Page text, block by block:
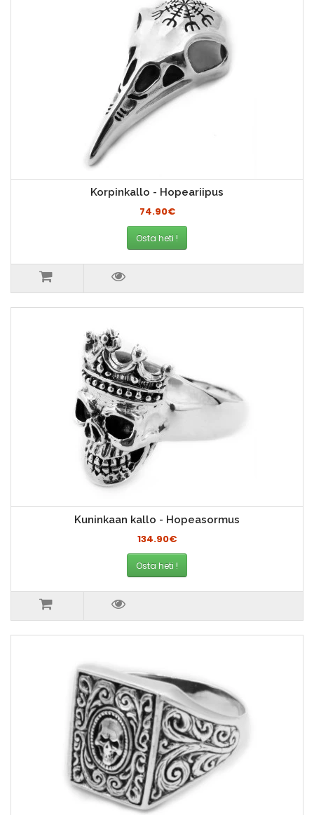
Korpinkallo - Hopeariipus
74.90€
Osta heti !
Kuninkaan kallo - Hopeasormus
134.90€
Osta heti !